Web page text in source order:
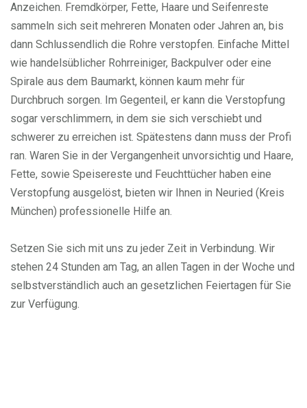
Anzeichen. Fremdkörper, Fette, Haare und Seifenreste
sammeln sich seit mehreren Monaten oder Jahren an, bis
dann Schlussendlich die Rohre verstopfen. Einfache Mittel
wie handelsüblicher Rohrreiniger, Backpulver oder eine
Spirale aus dem Baumarkt, können kaum mehr für
Durchbruch sorgen. Im Gegenteil, er kann die Verstopfung
sogar verschlimmern, in dem sie sich verschiebt und
schwerer zu erreichen ist. Spätestens dann muss der Profi
ran. Waren Sie in der Vergangenheit unvorsichtig und Haare,
Fette, sowie Speisereste und Feuchttücher haben eine
Verstopfung ausgelöst, bieten wir Ihnen in Neuried (Kreis
München) professionelle Hilfe an.
Setzen Sie sich mit uns zu jeder Zeit in Verbindung. Wir
stehen 24 Stunden am Tag, an allen Tagen in der Woche und
selbstverständlich auch an gesetzlichen Feiertagen für Sie
zur Verfügung.